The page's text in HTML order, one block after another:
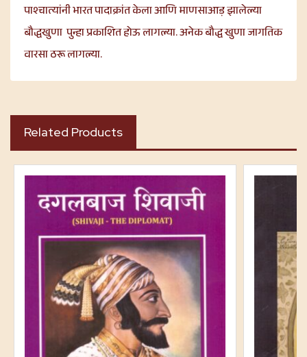
पाश्चात्यांनी भारत पादाक्रांत केला आणि माणसाआड़ झालेल्या
बौद्धखुणापुन्हा प्रकाशित होऊ लागल्या. अनेक बौद्ध खुणा जागतिक
वारसा ठरू लागल्या.
Related Products